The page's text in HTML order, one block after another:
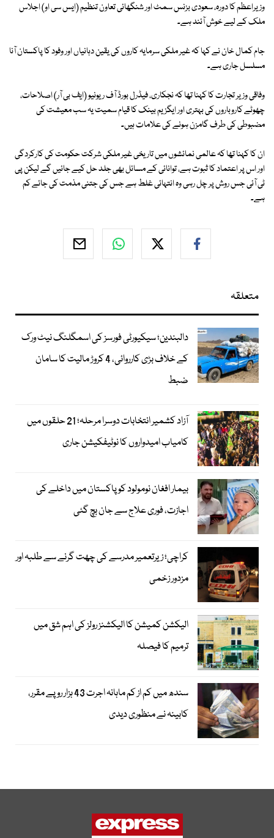
وزیراعظم کا دورہ، سعودی بزنس سمٹ اور شنگھائی تعاون تنظیم (ایس سی او) اجلاس
ملک کے لیے خوش آئند ہے۔
جام کمال خان نے کہا کہ غیر ملکی سرمایہ کاروں کی یقین دہانیاں اور وفود کا پاکستان آنا
مسلسل جاری ہے۔
وفاقی وزیر تجارت کا کہنا تھا کہ نجکاری، فیڈرل بورڈ آف ریونیو (ایف بی آر) اصلاحات،
چھوٹے کاروباروں کی بہتری اور ایگزیم بینک کا قیام سمیت یہ سب معیشت کی
مضبوطی کی طرف گامزن ہونے کی علامات ہیں۔
ان کا کہنا تھا کہ عالمی نمائشوں میں تاریخی غیر ملکی شرکت حکومت کی کارکردگی
اور اس پر اعتماد کا ثبوت ہے، توانائی کے مسائل بھی جلد حل کیے جائیں گے لیکن پی
ٹی آئی جس روش پر چل رہی وہ انتہائی غلط ہے جس کی جتنی مذمت کی جائے کم
ہے۔
متعلقہ
دالبندین؛ سیکیورٹی فورسز کی اسمگلنگ نیٹ ورک
کے خلاف بڑی کارروائی، 4 کروڑ مالیت کا سامان
ضبط
آزاد کشمیر انتخابات دوسرا مرحلہ؛ 21 حلقوں میں
کامیاب امیدواروں کا نوٹیفکیشن جاری
بیمار افغان نومولود کو پاکستان میں داخلے کی
اجازت، فوری علاج سے جان بچ گئی
کراچی؛ زیرتعمیر مدرسے کی چھت گرنے سے طلبہ اور
مزدور زخمی
الیکشن کمیشن کا الیکشنز رولز کی اہم شق میں
ترمیم کا فیصلہ
سندھ میں کم از کم ماہانہ اجرت 43 ہزار روپے مقرر،
کابینہ نے منظوری دیدی